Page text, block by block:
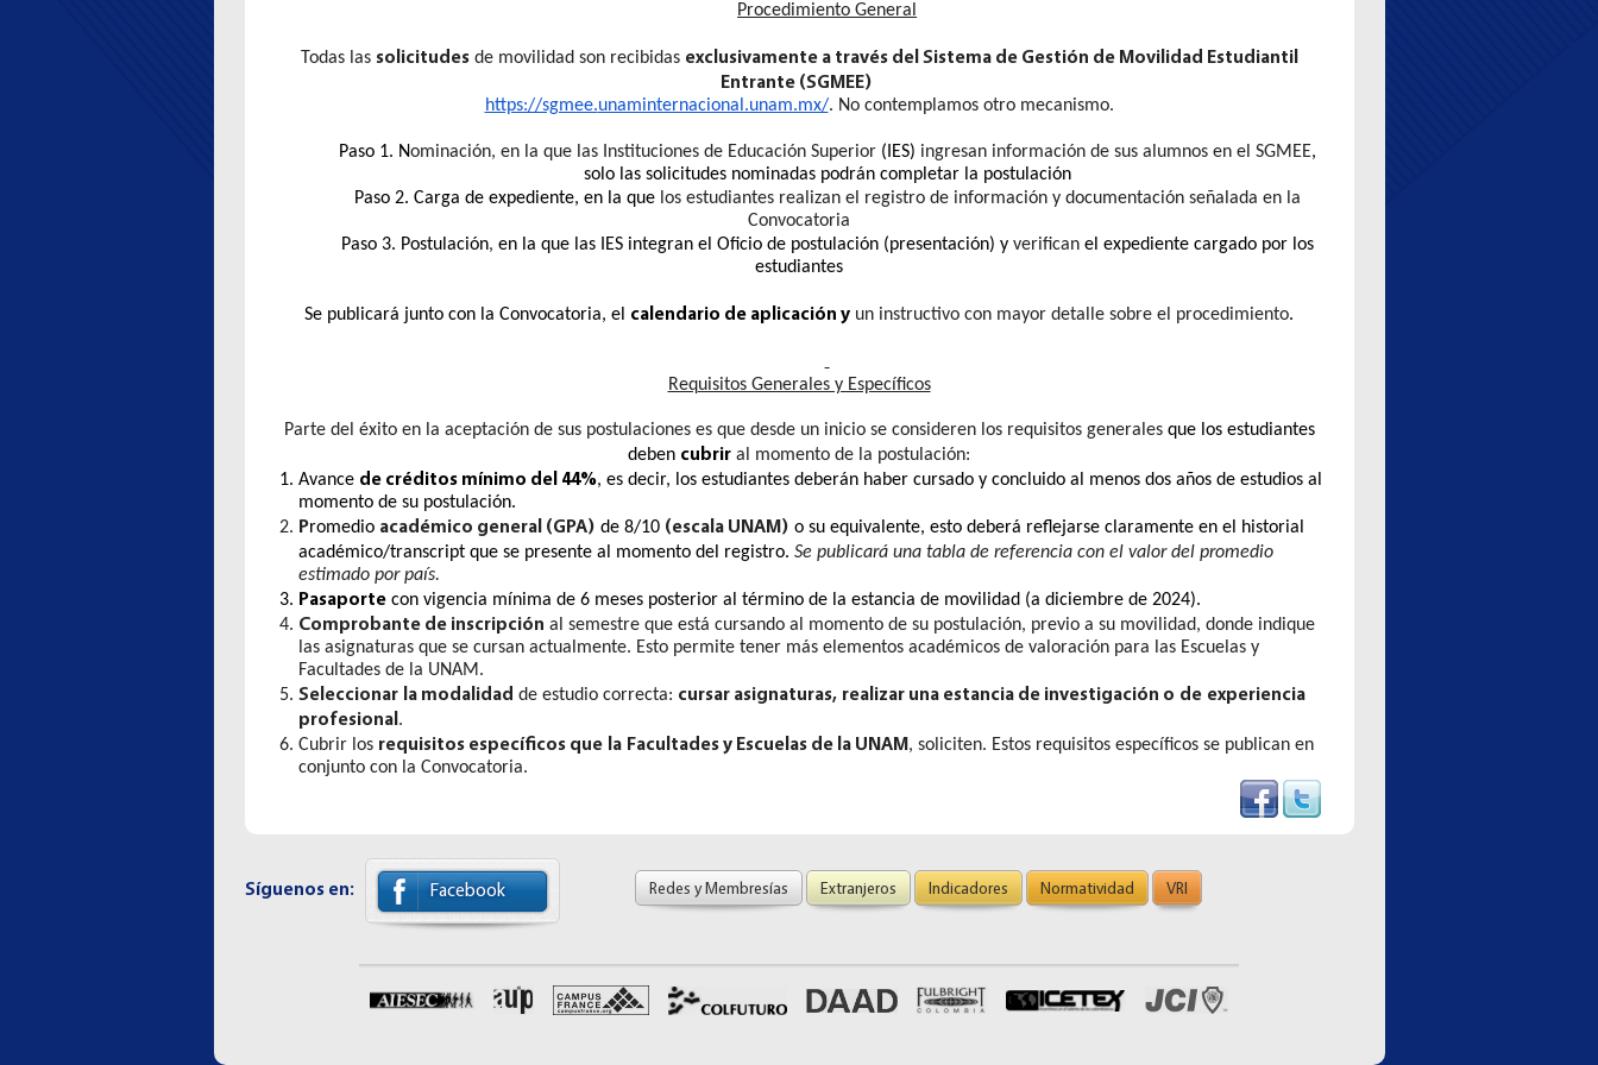
Procedimiento General
Todas las solicitudes de movilidad son recibidas exclusivamente a través del Sistema de Gestión de Movilidad Estudiantil
Entrante (SGMEE)
https://sgmee.unaminternacional.unam.mx/. No contemplamos otro mecanismo.
Paso 1. Nominación, en la que las Instituciones de Educación Superior (IES) ingresan información de sus alumnos en el SGMEE,
solo las solicitudes nominadas podrán completar la postulación
Paso 2. Carga de expediente, en la que los estudiantes realizan el registro de información y documentación señalada en la
Convocatoria
Paso 3. Postulación, en la que las IES integran el Oficio de postulación (presentación) y verifican el expediente cargado por los
estudiantes
Se publicará junto con la Convocatoria, el calendario de aplicación y un instructivo con mayor detalle sobre el procedimiento.
Requisitos Generales y Específicos
Parte del éxito en la aceptación de sus postulaciones es que desde un inicio se consideren los requisitos generales que los estudiantes
deben cubrir al momento de la postulación:
Avance de créditos mínimo del 44%, es decir, los estudiantes deberán haber cursado y concluido al menos dos años de estudios al
momento de su postulación.
Promedio académico general (GPA) de 8/10 (escala UNAM) o su equivalente, esto deberá reflejarse claramente en el historial
académico/transcript que se presente al momento del registro. Se publicará una tabla de referencia con el valor del promedio
estimado por país.
Pasaportecon vigencia mínima de 6 meses posterior al término de la estancia de movilidad (a diciembre de 2024).
Comprobante de inscripción al semestre que está cursando al momento de su postulación, previo a su movilidad, donde indique
las asignaturas que se cursan actualmente. Esto permite tener más elementos académicos de valoración para las Escuelas y
Facultades de la UNAM.
Seleccionar la modalidad de estudio correcta: cursar asignaturas, realizar una estancia de investigación o de experiencia
profesional.
Cubrir los requisitos específicos que la Facultades y Escuelas de la UNAM, soliciten. Estos requisitos específicos se publican en
conjunto con la Convocatoria.
Síguenos en: Facebook Redes y Membresías Extranjeros Indicadores Normatividad VRI